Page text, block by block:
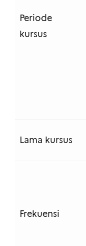
Periode
kursus
Lama kursus
Frekuensi